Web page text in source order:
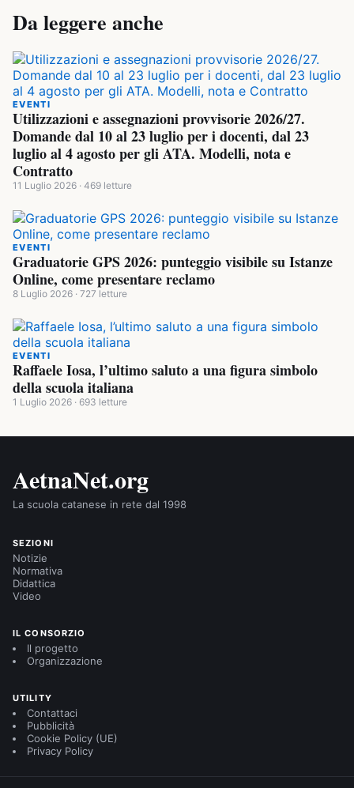
Da leggere anche
EVENTI
Utilizzazioni e assegnazioni provvisorie 2026/27.
Domande dal 10 al 23 luglio per i docenti, dal 23
luglio al 4 agosto per gli ATA. Modelli, nota e
Contratto
11 Luglio 2026 · 469 letture
EVENTI
Graduatorie GPS 2026: punteggio visibile su Istanze
Online, come presentare reclamo
8 Luglio 2026 · 727 letture
EVENTI
Raffaele Iosa, l’ultimo saluto a una figura simbolo
della scuola italiana
1 Luglio 2026 · 693 letture
AetnaNet.org
La scuola catanese in rete dal 1998
SEZIONI
Notizie
Normativa
Didattica
Video
IL CONSORZIO
Il progetto
Organizzazione
UTILITY
Contattaci
Pubblicità
Cookie Policy (UE)
Privacy Policy